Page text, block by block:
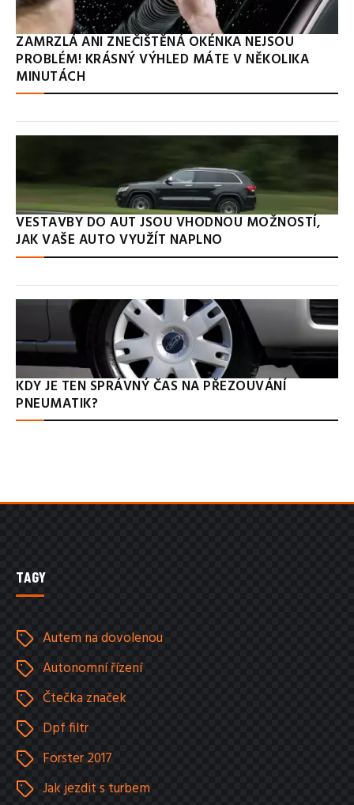
ZAMRZLÁ ANI ZNEČIŠTĚNÁ OKÉNKA NEJSOU
PROBLÉM! KRÁSNÝ VÝHLED MÁTE V NĚKOLIKA
MINUTÁCH
VESTAVBY DO AUT JSOU VHODNOU MOŽNOSTÍ,
JAK VAŠE AUTO VYUŽÍT NAPLNO
KDY JE TEN SPRÁVNÝ ČAS NA PŘEZOUVÁNÍ
PNEUMATIK?
TAGY
Autem na dovolenou
Autonomní řízení
Čtečka značek
Dpf filtr
Forster 2017
Jak jezdit s turbem